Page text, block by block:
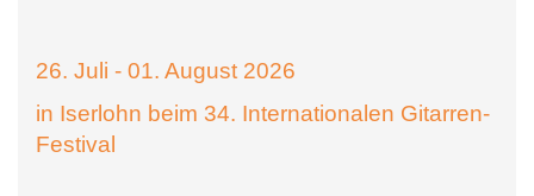
26. Juli - 01. August 2026
in Iserlohn beim 34. Internationalen Gitarren-
Festival